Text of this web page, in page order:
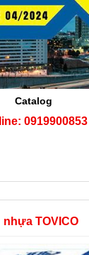
Catalog
0919900853
TOVICO